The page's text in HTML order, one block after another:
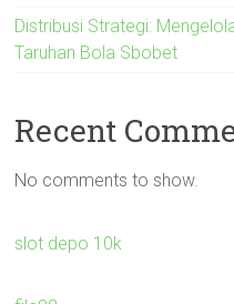
Distribusi Strategi:
Taruhan Bola Sbobet
Recent
No comments to show.
slot depo 10k